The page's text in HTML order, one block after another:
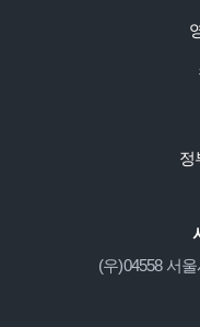
정
(우)04558 서